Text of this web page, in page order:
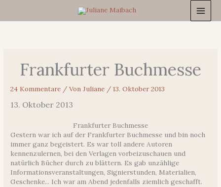
springen
Frankfurter Buchmesse
24 Kommentare / VonJuliane /13. Oktober 2013
13. Oktober 2013
Frankfurter Buchmesse
Gestern war ich auf der Frankfurter Buchmesse und bin noch
immer ganz begeistert. Es war toll andere Autoren
kennenzulernen, bei den Verlagen vorbeizuschauen und
natürlich Bücher durch zu blättern. Es gab unzählige
Informationsveranstaltungen, Signierstunden, Materialien,
Geschenke... Ich war am Abend jedenfalls ziemlich geschafft.